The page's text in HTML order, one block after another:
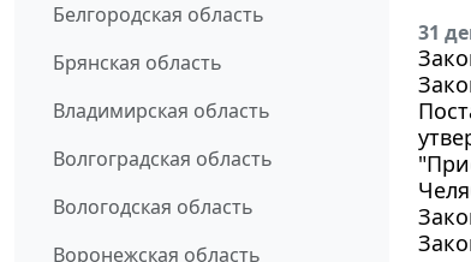
Белгородская область
Брянская область
Владимирская область
Волгоградская область
Вологодская область
Воронежская область
31